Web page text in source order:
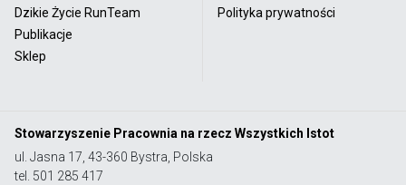
Dzikie Życie RunTeam
Publikacje
Sklep
Polityka prywatności
Stowarzyszenie Pracownia na rzecz Wszystkich Istot
ul. Jasna 17, 43-360 Bystra, Polska
tel. 501 285 417